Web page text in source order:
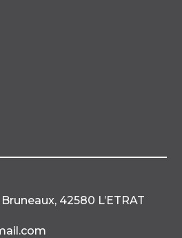
42580 L’ETRAT